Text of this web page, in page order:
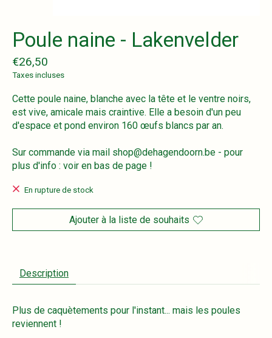
Poule naine - Lakenvelder
€26,50
Taxes incluses
Cette poule naine, blanche avec la tête et le ventre noirs,
est vive, amicale mais craintive. Elle a besoin d'un peu
d'espace et pond environ 160 œufs blancs par an.
Sur commande via mail shop@dehagendoorn.be - pour
plus d'info : voir en bas de page !
En rupture de stock
Ajouter à la liste de souhaits
Description
Plus de caquètements pour l'instant... mais les poules
reviennent !